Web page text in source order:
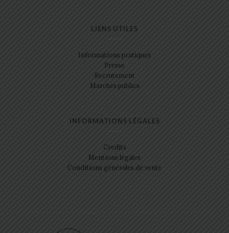
LIENS UTILES
Informations pratiques
Presse
Recrutement
Marchés publics
INFORMATIONS LÉGALES
Credits
Mentions légales
Conditions générales de vente